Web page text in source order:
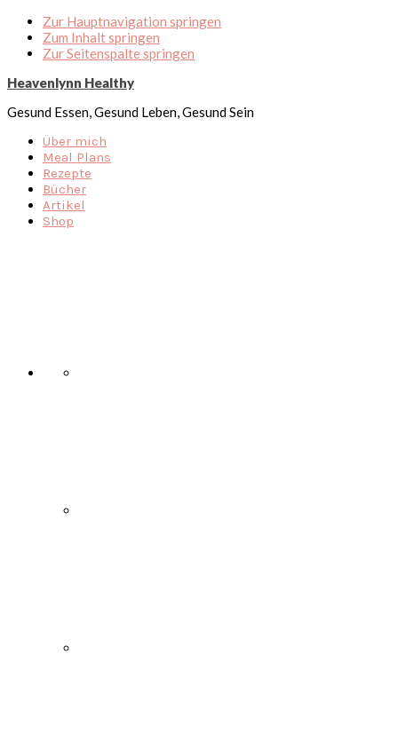
Zur Hauptnavigation springen
Zum Inhalt springen
Zur Seitenspalte springen
Heavenlynn Healthy
Gesund Essen, Gesund Leben, Gesund Sein
Über mich
Meal Plans
Rezepte
Bücher
Artikel
Shop